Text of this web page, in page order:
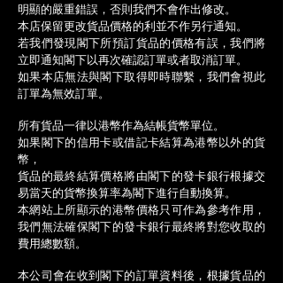
明顯的嚴重錯誤，否則我們不會作出修改。
本店保留更改貨品價格的利並不作另行通知。
若我們發現閣下所預訂貨品的價格有誤，我們將
立即通知閣下以再次確認訂單或者取消訂單。
如果本店無法與閣下取得即時聯繫，我們會視此
訂單為無效訂單。
所有貨品一律以港幣作為結帳貨幣單位。
如果閣下的信用卡或借記卡結算為港幣以外的貨
幣，
貨品的最終結算價格將由閣下的發卡銀行根據交
易當天的貨幣換算率為閣下進行自動換算。
本網站上所顯示的港幣價格只可作為參考作用，
我們無法確保閣下的發卡銀行最終將對您收取的
費用總數額。
本公司會在收到閣下的訂單資料後，根據貨品的